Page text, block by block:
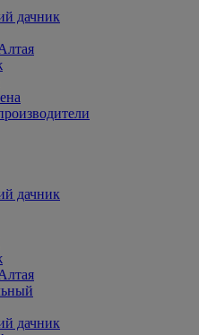
дачник
дачник
дачник